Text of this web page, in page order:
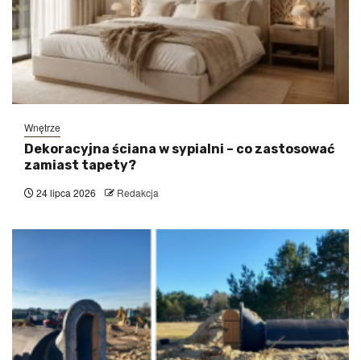
Wnętrze
Dekoracyjna ściana w sypialni – co zastosować
zamiast tapety?
24 lipca 2026 Redakcja